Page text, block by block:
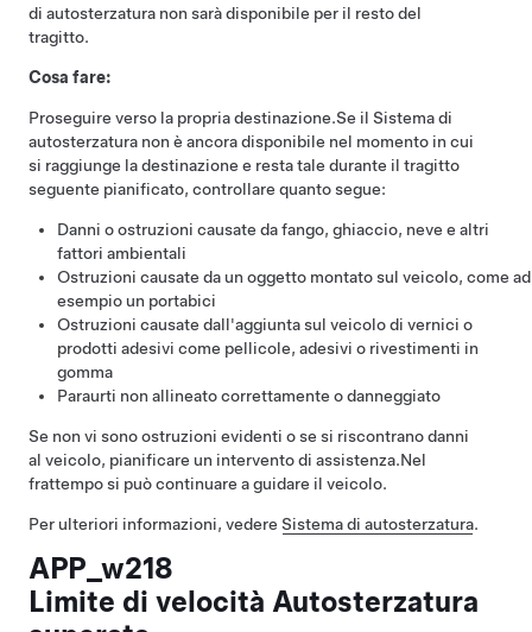
di autosterzatura non sarà disponibile per il resto del
tragitto.
Cosa fare:
Proseguire verso la propria destinazione.Se il Sistema di
autosterzatura non è ancora disponibile nel momento in cui
si raggiunge la destinazione e resta tale durante il tragitto
seguente pianificato, controllare quanto segue:
Danni o ostruzioni causate da fango, ghiaccio, neve e altri
fattori ambientali
Ostruzioni causate da un oggetto montato sul veicolo, come ad
esempio un portabici
Ostruzioni causate dall'aggiunta sul veicolo di vernici o
prodotti adesivi come pellicole, adesivi o rivestimenti in
gomma
Paraurti non allineato correttamente o danneggiato
Se non vi sono ostruzioni evidenti o se si riscontrano danni
al veicolo, pianificare un intervento di assistenza.Nel
frattempo si può continuare a guidare il veicolo.
Per ulteriori informazioni, vedere Sistema di autosterzatura.
APP_w218
Limite di velocità Autosterzatura